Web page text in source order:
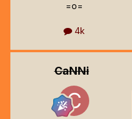
=o=
4k
CaNNi